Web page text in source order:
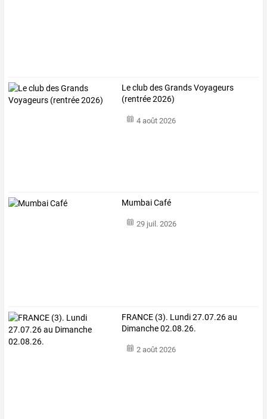
Le club des Grands Voyageurs
(rentrée 2026)
4 août 2026
Mumbai Café
29 juil. 2026
FRANCE (3). Lundi 27.07.26 au
Dimanche 02.08.26.
2 août 2026